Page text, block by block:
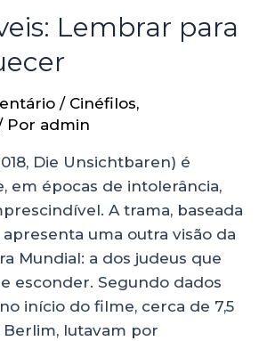
Lembrar para
/ Cinéfilos,
Por admin
Die Unsichtbaren) é
em épocas de intolerância,
A trama, baseada
uma outra visão da
Mundial: a dos judeus que
esconder. Segundo dados
início do filme, cerca de 7,5
Berlim, lutavam por